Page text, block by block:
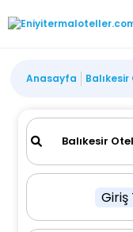
Anasayfa
Giriş